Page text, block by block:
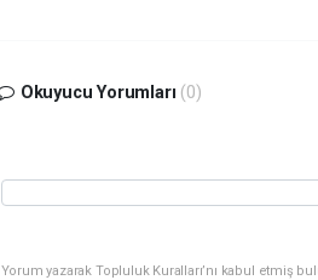
Okuyucu Yorumları (0)
Yorum yazarak Topluluk Kuralları’nı kabul etmiş